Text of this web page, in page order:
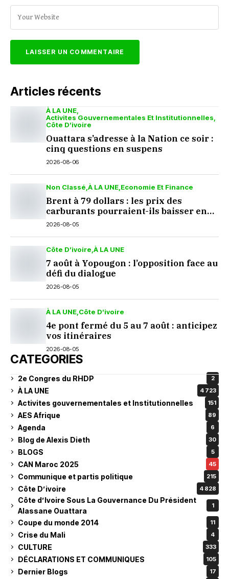
Articles récents
À LA UNE
Activites Gouvernementales Et Institutionnelles
Côte D’ivoire
Ouattara s’adresse à la Nation ce soir :
cinq questions en suspens
2026-08-06
Non Classé À LA UNE Economie Et Finance
Brent à 79 dollars : les prix des
carburants pourraient-ils baisser en
septembre ?
2026-08-05
Côte D’ivoire À LA UNE
7 août à Yopougon : l’opposition face au
défi du dialogue
2026-08-05
À LA UNE Côte D’ivoire
4e pont fermé du 5 au 7 août : anticipez
vos itinéraires
2026-08-05
CATEGORIES
2e Congres du RHDP 2
À LA UNE 4 723
Activites gouvernementales et Institutionnelles 151
AES Afrique 89
Agenda 6
Blog de Alexis Dieth 30
BLOGS 5
CAN Maroc 2025 45
Communique et partis politique 215
Côte D’ivoire 4 828
Côte d’Ivoire Sous La Gouvernance Du Président
Alassane Ouattara
1
Coupe du monde 2014 11
Crise du Mali 4
CULTURE 333
DÉCLARATIONS ET COMMUNIQUES 105
Dernier Blogs 17